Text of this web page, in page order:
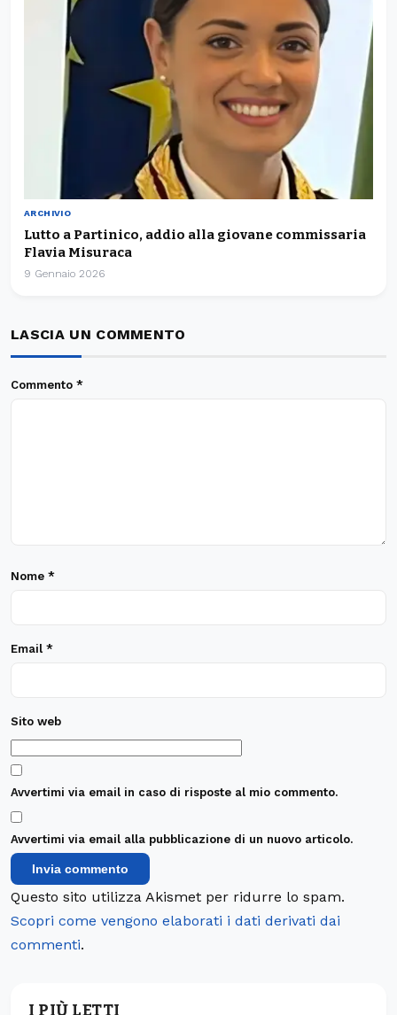
ARCHIVIO
Lutto a Partinico, addio alla giovane commissaria
Flavia Misuraca
9 Gennaio 2026
LASCIA UN COMMENTO
Commento *
Nome *
Email *
Sito web
Avvertimi via email in caso di risposte al mio commento.
Avvertimi via email alla pubblicazione di un nuovo articolo.
Questo sito utilizza Akismet per ridurre lo spam.
Scopri come vengono elaborati i dati derivati dai
commenti.
I PIÙ LETTI